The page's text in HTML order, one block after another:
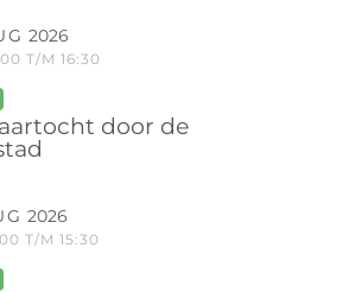
2026
T/M 16:30
door de
2026
T/M 15:30